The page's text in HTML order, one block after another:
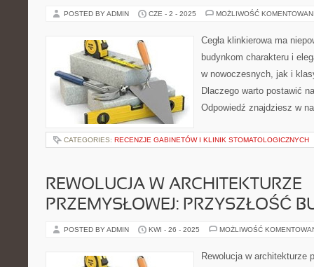
POSTED BY ADMIN CZE - 2 - 2025 MOŻLIWOŚĆ
Cegła klinkierowa ma
budynkom charakteru i
w nowoczesnych, jak i
Dlaczego warto postawić
Odpowiedź znajdziesz w
CATEGORIES: RECENZJE GABINETÓW I KLINIK STOMATOLOGICZNYCH
REWOLUCJA W ARCHITEKTURZE
PRZEMYSŁOWEJ: PRZYSZŁOŚĆ
POSTED BY ADMIN KWI - 26 - 2025 MOŻLIWOŚĆ
Rewolucja w architekturze